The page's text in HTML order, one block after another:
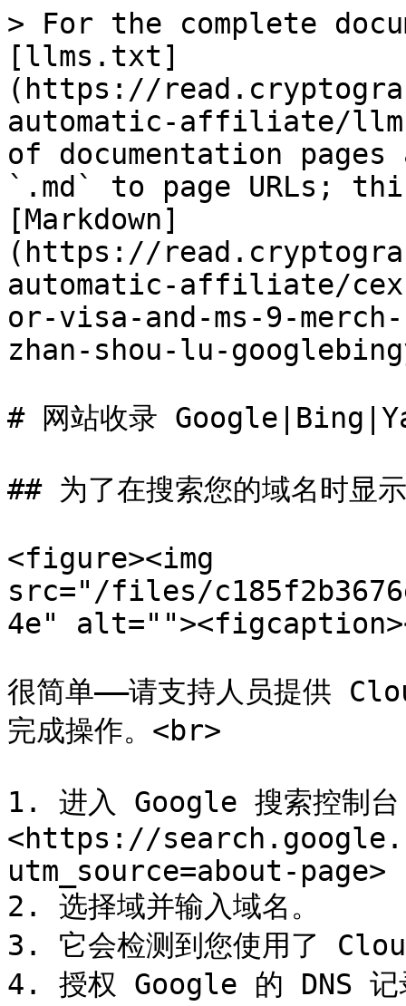
> For the complete
[llms.txt]
(https://
automatic-affiliate/
of documentation
`.md` to page URLs;
[Markdown]
(https://
automatic-affiliate/cex-
or-visa-and-ms-9-merch-
zhan-shou-lu-
# 网站收录
## 为了在搜索您的域名时显
<figure><img
src="/files/
4e"
很简单——请支持人员提供
完成操作。<br>
1. 进入 Google 搜索控制台
<https://
utm_source=about-page>
2. 选择域并输入域名。
3. 它会检测到您使用了
4. 授权 Google 的 DNS 记